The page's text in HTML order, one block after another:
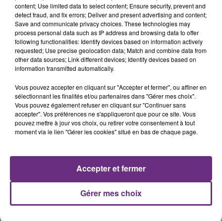
12h30 :
Fin de saison pour les Flammes Carolo.
Le championnat de Ligue Féminine est définitivement
arrêté.
Pas de titre de champion et pas de relégation, les
basketteuses ardennaises sont qualifiées pour
l'Eurocup.
[COMMUNIQUE] Le Bureau Fédéral de la
https://t.co/RxhPnekmjE
pic.twitter.com/IYZlmtYn6V
— Flammes Carolo (@FlammesCarolo)
content; Use limited data to select content; Ensure security, prevent and
detect fraud, and fix errors; Deliver and present advertising and content;
Save and communicate privacy choices. These technologies may
process personal data such as IP address and browsing data to offer
following functionalities: Identify devices based on information actively
requested; Use precise geolocation data; Match and combine data from
other data sources; Link different devices; Identify devices based on
information transmitted automatically.
Vous pouvez accepter en cliquant sur "Accepter et fermer", ou affiner en
sélectionnant les finalités et/ou partenaires dans "Gérer mes choix".
Vous pouvez également refuser en cliquant sur "Continuer sans
accepter". Vos préférences ne s'appliqueront que pour ce site. Vous
pouvez mettre à jour vos choix, ou retirer votre consentement à tout
moment via le lien "Gérer les cookies" situé en bas de chaque page.
Gérer mes choix
Accepter et fermer